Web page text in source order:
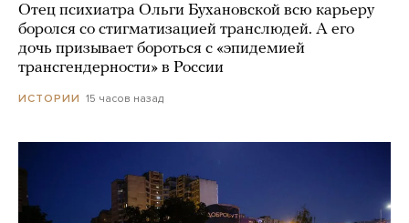
Отец психиатра Ольги Бухановской всю карьеру
боролся со стигматизацией транслюдей. А его
дочь призывает бороться с «эпидемией
трансгендерности» в России
ИСТОРИИ 15 часов назад